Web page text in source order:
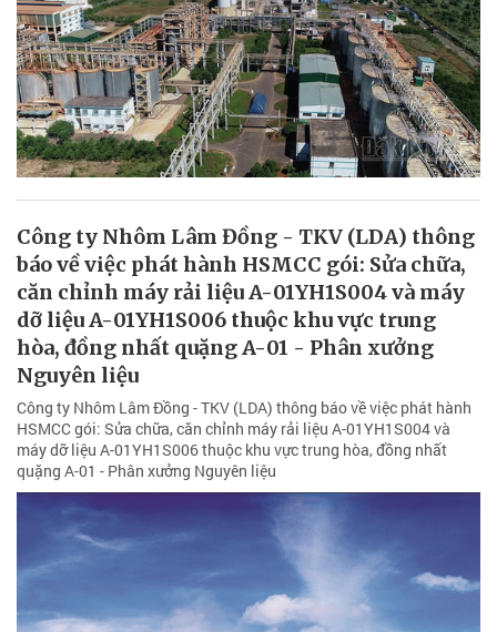
Công ty Nhôm Lâm Đồng - TKV (LDA) thông
báo về việc phát hành HSMCC gói: Sửa chữa,
căn chỉnh máy rải liệu A-01YH1S004 và máy
dỡ liệu A-01YH1S006 thuộc khu vực trung
hòa, đồng nhất quặng A-01 - Phân xưởng
Nguyên liệu
Công ty Nhôm Lâm Đồng - TKV (LDA) thông báo về việc phát hành
HSMCC gói: Sửa chữa, căn chỉnh máy rải liệu A-01YH1S004 và
máy dỡ liệu A-01YH1S006 thuộc khu vực trung hòa, đồng nhất
quặng A-01 - Phân xưởng Nguyên liệu